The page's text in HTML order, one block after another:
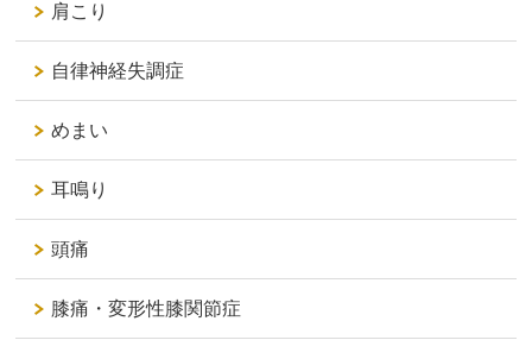
肩こり
自律神経失調症
めまい
耳鳴り
頭痛
膝痛・変形性膝関節症